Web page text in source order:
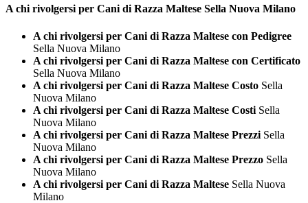
A chi rivolgersi per Cani di Razza Maltese Sella Nuova Milano
A chi rivolgersi per Cani di Razza Maltese con Pedigree
Sella Nuova Milano
A chi rivolgersi per Cani di Razza Maltese con Certificato
Sella Nuova Milano
A chi rivolgersi per Cani di Razza Maltese Costo Sella
Nuova Milano
A chi rivolgersi per Cani di Razza Maltese Costi Sella
Nuova Milano
A chi rivolgersi per Cani di Razza Maltese Prezzi Sella
Nuova Milano
A chi rivolgersi per Cani di Razza Maltese Prezzo Sella
Nuova Milano
A chi rivolgersi per Cani di Razza Maltese Sella Nuova
Milano